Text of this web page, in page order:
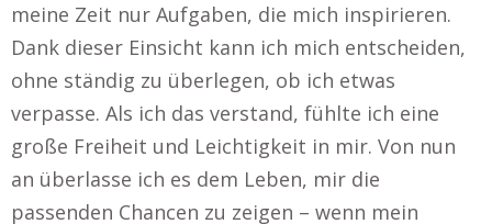
meine Zeit nur Aufgaben, die mich inspirieren.
Dank dieser Einsicht kann ich mich entscheiden,
ohne ständig zu überlegen, ob ich etwas
verpasse. Als ich das verstand, fühlte ich eine
große Freiheit und Leichtigkeit in mir. Von nun
an überlasse ich es dem Leben, mir die
passenden Chancen zu zeigen – wenn mein